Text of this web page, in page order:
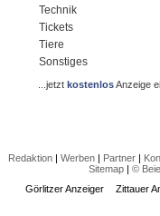
Technik
Tickets
Tiere
Sonstiges
...jetztkostenlosAnzeige
Redaktion| Werben| Partner|
Sitemap| ©
Görlitzer Anzeiger
Zittauer